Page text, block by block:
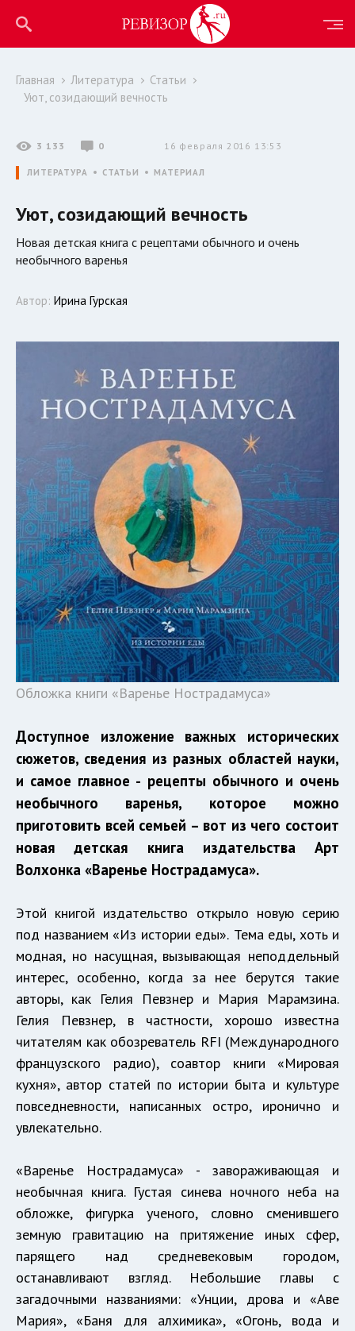
Главная Литература
Статьи
Уют, созидающий вечность
3 133 0 16 февраля 2016 13:53
ЛИТЕРАТУРА СТАТЬИ МАТЕРИАЛ
Уют, созидающий вечность
Новая детская книга с рецептами обычного и очень
необычного варенья
Автор: Ирина Гурская
Обложка книги «Варенье Нострадамуса»
Доступное изложение важных исторических
сюжетов, сведения из разных областей науки,
и самое главное - рецепты обычного и очень
необычного варенья, которое можно
приготовить всей семьей – вот из чего состоит
новая детская книга издательства Арт
Волхонка «Варенье Нострадамуса».
Этой книгой издательство открыло новую серию
под названием «Из истории еды». Тема еды, хоть и
модная, но насущная, вызывающая неподдельный
интерес, особенно, когда за нее берутся такие
авторы, как Гелия Певзнер и Мария Марамзина.
Гелия Певзнер, в частности, хорошо известна
читателям как обозреватель RFI (Международного
французского радио), соавтор книги «Мировая
кухня», автор статей по истории быта и культуре
повседневности, написанных остро, иронично и
увлекательно.
«Варенье Нострадамуса» - завораживающая и
необычная книга. Густая синева ночного неба на
обложке, фигурка ученого, словно сменившего
земную гравитацию на притяжение иных сфер,
парящего над средневековым городом,
останавливают взгляд. Небольшие главы с
загадочными названиями: «Унции, дрова и «Аве
Мария», «Баня для алхимика», «Огонь, вода и